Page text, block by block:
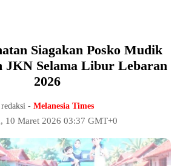
Siagakan Posko Mudik
JKN Selama Libur Lebaran
2026
redaksi - Melanesia Times
10 Maret 2026 03:37 GMT+0